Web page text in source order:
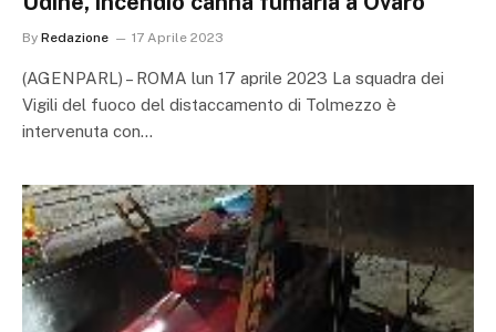
By Redazione 17 Aprile 2023
(AGENPARL) – ROMA lun 17 aprile 2023 La squadra dei
Vigili del fuoco del distaccamento di Tolmezzo è
intervenuta con…